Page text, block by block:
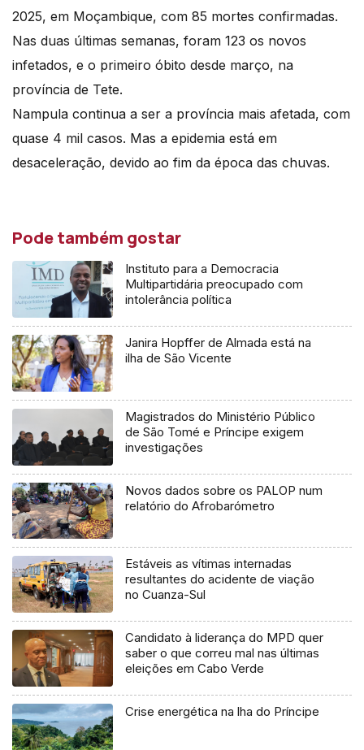
2025, em Moçambique, com 85 mortes confirmadas.
Nas duas últimas semanas, foram 123 os novos
infetados, e o primeiro óbito desde março, na
província de Tete.
Nampula continua a ser a província mais afetada, com
quase 4 mil casos. Mas a epidemia está em
desaceleração, devido ao fim da época das chuvas.
Pode também gostar
Instituto para a Democracia
Multipartidária preocupado com
intolerância política
Janira Hopffer de Almada está na
ilha de São Vicente
Magistrados do Ministério Público
de São Tomé e Príncipe exigem
investigações
Novos dados sobre os PALOP num
relatório do Afrobarómetro
Estáveis as vítimas internadas
resultantes do acidente de viação
no Cuanza-Sul
Candidato à liderança do MPD quer
saber o que correu mal nas últimas
eleições em Cabo Verde
Crise energética na lha do Príncipe